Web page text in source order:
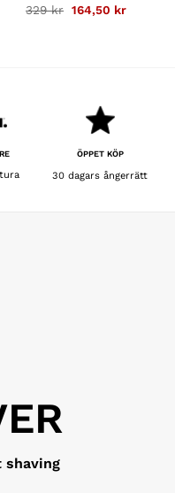
329kr Det
ursprungliga
164,50 krDet
ÖPPET KÖP
30 dagars ångerrätt
shaving